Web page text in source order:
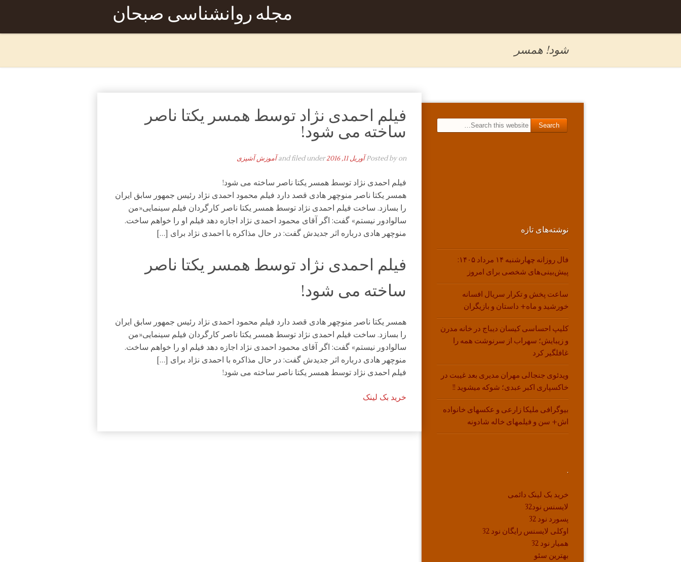
مجله روانشناسی صبحان
شود! همسر
فیلم احمدی نژاد توسط همسر یکتا ناصر
ساخته می شود!
Posted byon آوریل 11, 2016 and filed under آموزش آشپزی
فیلم احمدی نژاد توسط همسر یکتا ناصر ساخته می شود!
همسر یکتا ناصر منوچهر هادی قصد دارد فیلم محمود احمدی نژاد رئیس جمهور سابق ایران
را بسازد. ساخت فیلم احمدی نژاد توسط همسر یکتا ناصر کارگردان فیلم سینمایی«من
سالوادور نیستم» گفت: اگر آقای محمود احمدی نژاد اجازه دهد فیلم او را خواهم ساخت.
منوچهر هادی درباره اثر جدیدش گفت: در حال مذاکره با احمدی نژاد برای […]
فیلم احمدی نژاد توسط همسر یکتا ناصر
ساخته می شود!
همسر یکتا ناصر منوچهر هادی قصد دارد فیلم محمود احمدی نژاد رئیس جمهور سابق ایران
را بسازد. ساخت فیلم احمدی نژاد توسط همسر یکتا ناصر کارگردان فیلم سینمایی«من
سالوادور نیستم» گفت: اگر آقای محمود احمدی نژاد اجازه دهد فیلم او را خواهم ساخت.
منوچهر هادی درباره اثر جدیدش گفت: در حال مذاکره با احمدی نژاد برای […]
فیلم احمدی نژاد توسط همسر یکتا ناصر ساخته می شود!
خرید بک لینک
Search for:
نوشته‌های تازه
فال روزانه چهارشنبه ۱۴ مرداد ۱۴۰۵:
پیش‌بینی‌های شخصی برای امروز
ساعت پخش و تکرار سریال افسانه
خورشید و ماه+ داستان و بازیگران
کلیپ احساسی کیسان دیباج در خانه مدرن
و زیبایش؛ سهراب از سرنوشت همه را
غافلگیر کرد
ویدئوی جنجالی مهران مدیری بعد غیبت در
خاکسپاری اکبر عبدی؛ شوکه میشوید !!
بیوگرافی ملیکا زارعی و عکسهای خانواده
اش+ سن و فیلمهای خاله شادونه
.
خرید بک لینک دائمی
لایسنس نود32
پسورد نود 32
اوکلی لایسنس رایگان نود 32
همیار نود 32
بهترین سئو